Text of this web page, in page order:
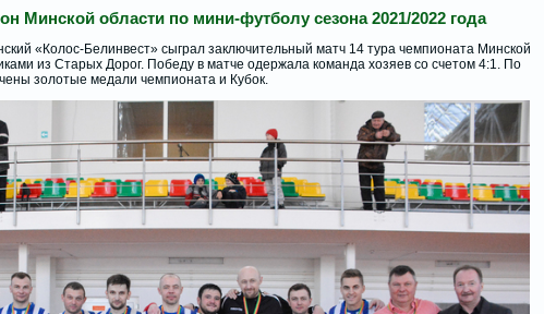
Минской области по мини-футболу сезона 2021/2022 года
«Колос-Белинвест» сыграл заключительный матч 14 тура чемпионата Минской
из Старых Дорог. Победу в матче одержала команда хозяев со счетом 4:1. По
золотые медали чемпионата и Кубок.